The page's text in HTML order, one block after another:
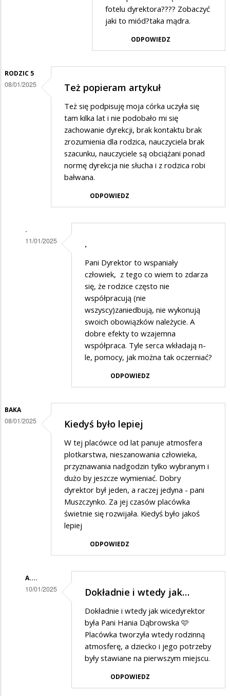
odpowiedzi
na
Dokładnie
powinni
zrobić…
fotelu dyrektora???? Zobaczyć
jaki to miód?taka mądra.
ODPOWIEDZ
RODZIC 5
08/01/2025 Też popieram artykuł
Też się podpisuję moja córka uczyła się
tam kilka lat i nie podobało mi się
zachowanie dyrekcji, brak kontaktu brak
zrozumienia dla rodzica, nauczyciela brak
szacunku, nauczyciele są obciążani ponad
normę dyrekcja nie słucha i z rodzica robi
bałwana.
ODPOWIEDZ
.
11/01/2025 .
Pani Dyrektor to wspaniały
człowiek, z tego co wiem to zdarza
się, że rodzice często nie
współpracują (nie
wszyscy)zaniedbują, nie wykonują
swoich obowiązków należycie. A
dobre efekty to wzajemna
współpraca. Tyle serca wkładają n-
le, pomocy, jak można tak oczerniać?
ODPOWIEDZ
BAKA
08/01/2025 Kiedyś było lepiej
W tej placówce od lat panuje atmosfera
plotkarstwa, nieszanowania człowieka,
przyznawania nadgodzin tylko wybranym i
dużo by jeszcze wymieniać. Dobry
dyrektor był jeden, a raczej jedyna - pani
Muszczynko. Za jej czasów placówka
świetnie się rozwijała. Kiedyś było jakoś
lepiej
ODPOWIEDZ
A....
10/01/2025 Dokładnie i wtedy jak…
Dokładnie i wtedy jak wicedyrektor
była Pani Hania Dąbrowska 🩷
Placówka tworzyła wtedy rodzinną
atmosferę, a dziecko i jego potrzeby
były stawiane na pierwszym miejscu.
ODPOWIEDZ